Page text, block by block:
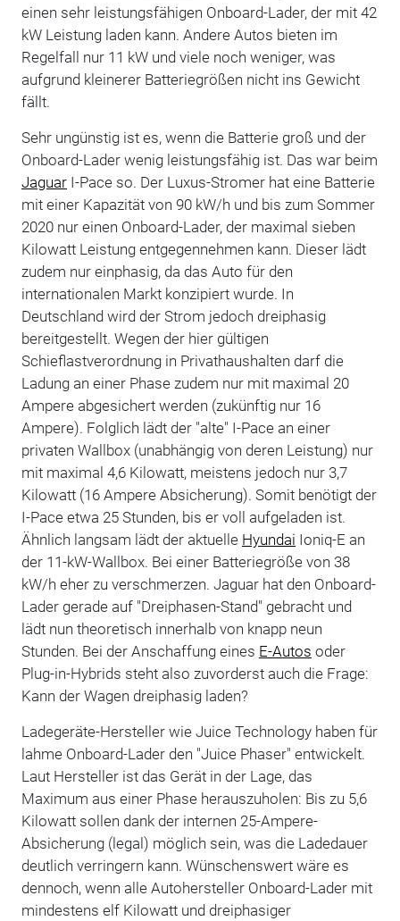
einen sehr leistungsfähigen Onboard-Lader, der mit 42
kW Leistung laden kann. Andere Autos bieten im
Regelfall nur 11 kW und viele noch weniger, was
aufgrund kleinerer Batteriegrößen nicht ins Gewicht
fällt.
Sehr ungünstig ist es, wenn die Batterie groß und der
Onboard-Lader wenig leistungsfähig ist. Das war beim
JaguarI-Pace so. Der Luxus-Stromer hat eine Batterie
mit einer Kapazität von 90 kW/h und bis zum Sommer
2020 nur einen Onboard-Lader, der maximal sieben
Kilowatt Leistung entgegennehmen kann. Dieser lädt
zudem nur einphasig, da das Auto für den
internationalen Markt konzipiert wurde. In
Deutschland wird der Strom jedoch dreiphasig
bereitgestellt. Wegen der hier gültigen
Schieflastverordnung in Privathaushalten darf die
Ladung an einer Phase zudem nur mit maximal 20
Ampere abgesichert werden (zukünftig nur 16
Ampere). Folglich lädt der "alte" I-Pace an einer
privaten Wallbox (unabhängig von deren Leistung) nur
mit maximal 4,6 Kilowatt, meistens jedoch nur 3,7
Kilowatt (16 Ampere Absicherung). Somit benötigt der
I-Pace etwa 25 Stunden, bis er voll aufgeladen ist.
Ähnlich langsam lädt der aktuelle Hyundai Ioniq-E an
der 11-kW-Wallbox. Bei einer Batteriegröße von 38
kW/h eher zu verschmerzen. Jaguar hat den Onboard-
Lader gerade auf "Dreiphasen-Stand" gebracht und
lädt nun theoretisch innerhalb von knapp neun
Stunden. Bei der Anschaffung eines E-Autos oder
Plug-in-Hybrids steht also zuvorderst auch die Frage:
Kann der Wagen dreiphasig laden?
Ladegeräte-Hersteller wie Juice Technology haben für
lahme Onboard-Lader den "Juice Phaser" entwickelt.
Laut Hersteller ist das Gerät in der Lage, das
Maximum aus einer Phase herauszuholen: Bis zu 5,6
Kilowatt sollen dank der internen 25-Ampere-
Absicherung (legal) möglich sein, was die Ladedauer
deutlich verringern kann. Wünschenswert wäre es
dennoch, wenn alle Autohersteller Onboard-Lader mit
mindestens elf Kilowatt und dreiphasiger